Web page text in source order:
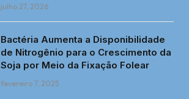
julho 27, 2026
Bactéria Aumenta a Disponibilidade
de Nitrogênio para o Crescimento da
Soja por Meio da Fixação Folear
fevereiro 7, 2025